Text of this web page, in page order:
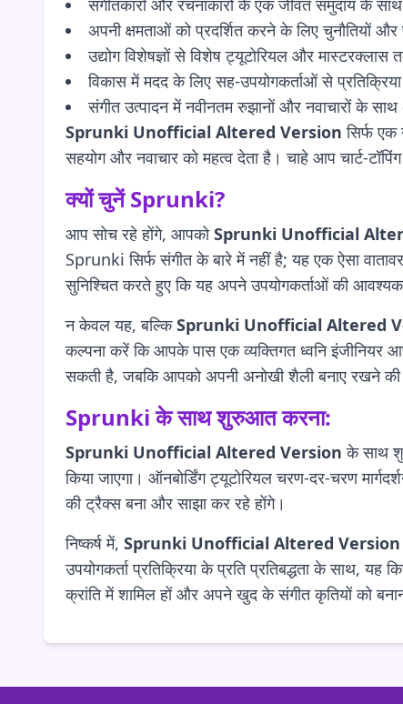
संगीतकारों और रचनाकारों के एक जीवंत समुदाय के
अपनी क्षमताओं को प्रदर्शित करने के लिए चुनौतियों और
उद्योग विशेषज्ञों से विशेष ट्यूटोरियल और मास्टरक्लास
विकास में मदद के लिए सह-उपयोगकर्ताओं से
संगीत उत्पादन में नवीनतम रुझानों और नवाचारों के
Sprunki Unofficial Altered Version सिर्फ
सहयोग और नवाचार को महत्व देता है। चाहे आप चार्ट-
क्यों चुनें Sprunki?
आप सोच रहे होंगे, आपकोSprunki Unofficial
Sprunki सिर्फ संगीत के बारे में नहीं है; यह एक ऐसा
सुनिश्चित करते हुए कि यह अपने उपयोगकर्ताओं की
न केवल यह, बल्किSprunki Unofficial Altered
कल्पना करें कि आपके पास एक व्यक्तिगत ध्वनि
सकती है, जबकि आपको अपनी अनोखी शैली बनाए रखने की
Sprunki के साथ शुरुआत करना:
Sprunki Unofficial Altered Version के साथ
किया जाएगा। ऑनबोर्डिंग ट्यूटोरियल चरण-दर-चरण
की ट्रैक्स बना और साझा कर रहे होंगे।
निष्कर्ष में, Sprunki Unofficial Altered Version
उपयोगकर्ता प्रतिक्रिया के प्रति प्रतिबद्धता के साथ,
क्रांति में शामिल हों और अपने खुद के संगीत कृतियों को